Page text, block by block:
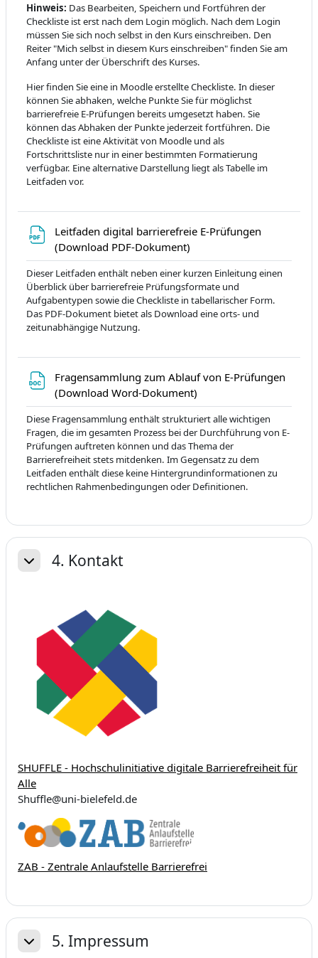
Hinweis: Das Bearbeiten, Speichern und Fortführen der
Checkliste ist erst nach dem Login möglich. Nach dem Login
müssen Sie sich noch selbst in den Kurs einschreiben. Den
Reiter "Mich selbst in diesem Kurs einschreiben" finden Sie am
Anfang unter der Überschrift des Kurses.
Hier finden Sie eine in Moodle erstellte Checkliste. In dieser
können Sie abhaken, welche Punkte Sie für möglichst
barrierefreie E-Prüfungen bereits umgesetzt haben. Sie
können das Abhaken der Punkte jederzeit fortführen. Die
Checkliste ist eine Aktivität von Moodle und als
Fortschrittsliste nur in einer bestimmten Formatierung
verfügbar. Eine alternative Darstellung liegt als Tabelle im
Leitfaden vor.
Leitfaden digital barrierefreie E-Prüfungen
(Download PDF-Dokument)
Dieser Leitfaden enthält neben einer kurzen Einleitung einen
Überblick über barrierefreie Prüfungsformate und
Aufgabentypen sowie die Checkliste in tabellarischer Form.
Das PDF-Dokument bietet als Download eine orts- und
zeitunabhängige Nutzung.
Fragensammlung zum Ablauf von E-Prüfungen
(Download Word-Dokument)
Diese Fragensammlung enthält strukturiert alle wichtigen
Fragen, die im gesamten Prozess bei der Durchführung von E-
Prüfungen auftreten können und das Thema der
Barrierefreiheit stets mitdenken. Im Gegensatz zu dem
Leitfaden enthält diese keine Hintergrundinformationen zu
rechtlichen Rahmenbedingungen oder Definitionen.
Daralt4. Kontakt
SHUFFLE - Hochschulinitiative digitale Barrierefreiheit für
Alle
Shuffle@uni-bielefeld.de
ZAB - Zentrale Anlaufstelle Barrierefrei
Daralt5. Impressum